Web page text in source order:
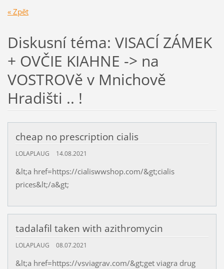
« Zpět
Diskusní téma: VISACÍ ZÁMEK
+ OVČIE KIAHNE -> na
VOSTROVě v Mnichově
Hradišti .. !
cheap no prescription cialis
LOLAPLAUG 14.08.2021
&lt;a href=https://cialiswwshop.com/&gt;cialis
prices&lt;/a&gt;
tadalafil taken with azithromycin
LOLAPLAUG 08.07.2021
&lt;a href=https://vsviagrav.com/&gt;get viagra drug